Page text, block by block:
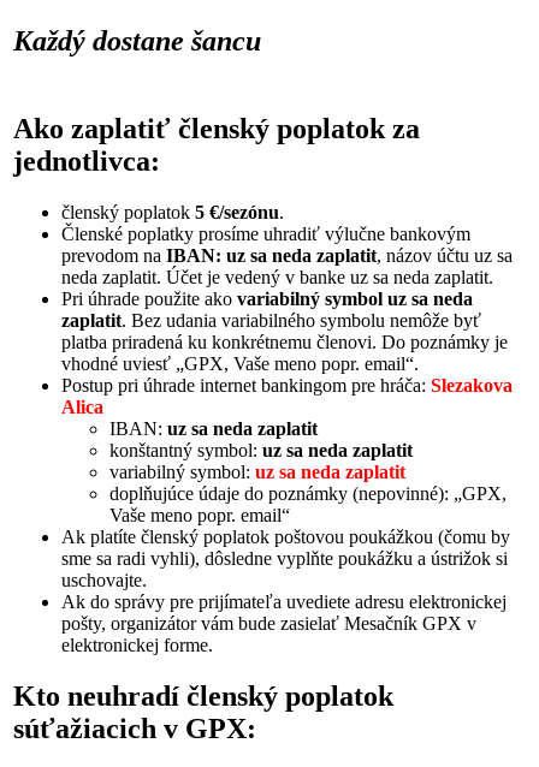
Každý dostane šancu
Ako zaplatiť členský poplatok za
jednotlivca:
členský poplatok 5 €/sezónu.
Členské poplatky prosíme uhradiť výlučne bankovým
prevodom na IBAN: uz sa neda zaplatit, názov účtu uz sa
neda zaplatit. Účet je vedený v banke uz sa neda zaplatit.
Pri úhrade použite ako variabilný symbol uz sa neda
zaplatit. Bez udania variabilného symbolu nemôže byť
platba priradená ku konkrétnemu členovi. Do poznámky je
vhodné uviesť „GPX, Vaše meno popr. email“.
Postup pri úhrade internet bankingom pre hráča: Slezakova
Alica
IBAN: uz sa neda zaplatit
konštantný symbol: uz sa neda zaplatit
variabilný symbol: uz sa neda zaplatit
doplňujúce údaje do poznámky (nepovinné): „GPX,
Vaše meno popr. email“
Ak platíte členský poplatok poštovou poukážkou (čomu by
sme sa radi vyhli), dôsledne vyplňte poukážku a ústrižok si
uschovajte.
Ak do správy pre prijímateľa uvediete adresu elektronickej
pošty, organizátor vám bude zasielať Mesačník GPX v
elektronickej forme.
Kto neuhradí členský poplatok
súťažiacich v GPX: